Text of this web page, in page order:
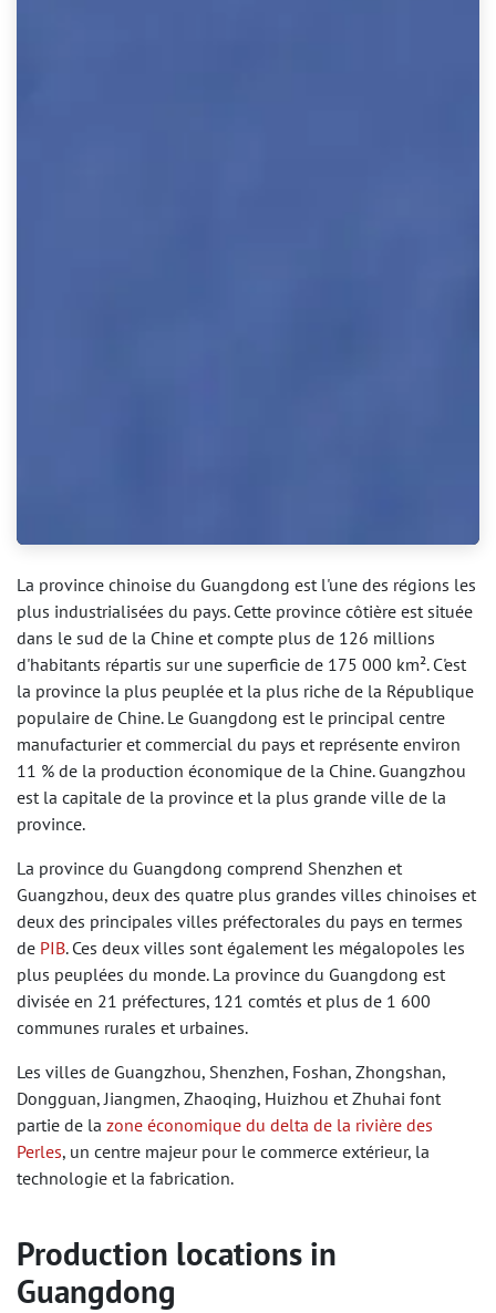
La province chinoise du Guangdong est l'une des régions les
plus industrialisées du pays. Cette province côtière est située
dans le sud de la Chine et compte plus de 126 millions
d'habitants répartis sur une superficie de 175 000 km². C'est
la province la plus peuplée et la plus riche de la République
populaire de Chine. Le Guangdong est le principal centre
manufacturier et commercial du pays et représente environ
11 % de la production économique de la Chine. Guangzhou
est la capitale de la province et la plus grande ville de la
province.
La province du Guangdong comprend Shenzhen et
Guangzhou, deux des quatre plus grandes villes chinoises et
deux des principales villes préfectorales du pays en termes
de PIB. Ces deux villes sont également les mégalopoles les
plus peuplées du monde. La province du Guangdong est
divisée en 21 préfectures, 121 comtés et plus de 1 600
communes rurales et urbaines.
Les villes de Guangzhou, Shenzhen, Foshan, Zhongshan,
Dongguan, Jiangmen, Zhaoqing, Huizhou et Zhuhai font
partie de la zone économique du delta de la rivière des
Perles, un centre majeur pour le commerce extérieur, la
technologie et la fabrication.
Production locations in
Guangdong